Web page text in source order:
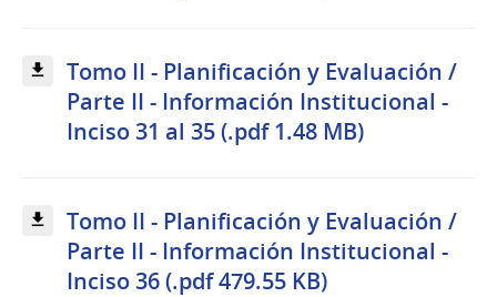
Tomo II - Planificación y Evaluación /
Parte II - Información Institucional -
Inciso 31 al 35 (.pdf 1.48 MB)
Tomo II - Planificación y Evaluación /
Parte II - Información Institucional -
Inciso 36 (.pdf 479.55 KB)